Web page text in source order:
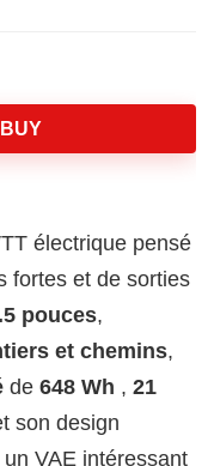
électrique pensé
fortes et de sorties
pouces,
et chemins,
de 648 Wh , 21
son design
VAE intéressant